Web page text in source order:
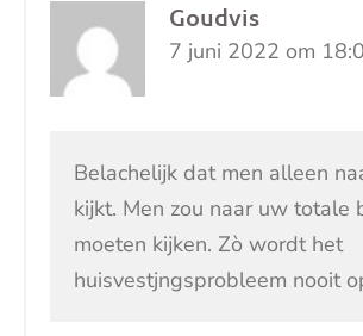
Goudvis
7 juni 2022 om
Belachelijk dat men alleen
kijkt. Men zou naar uw totale
moeten kijken. Zò wordt het
huisvestjngsprobleem nooit